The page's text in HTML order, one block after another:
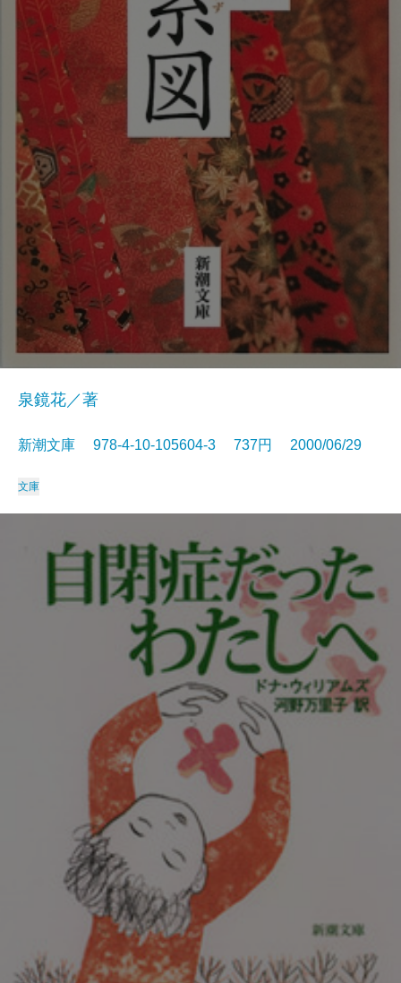
泉鏡花／著
新潮文庫 978-4-10-105604-3 737円 2000/06/29
文庫